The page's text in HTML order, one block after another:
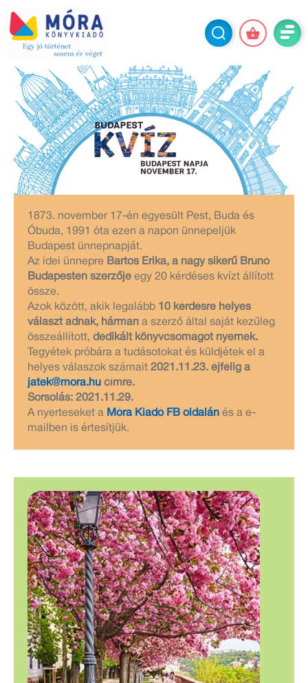
1873. november 17-én egyesült Pest, Buda és
Óbuda, 1991 óta ezen a napon ünnepeljük
Budapest ünnepnapját.
Az idei ünnepre Bartos Erika, a nagy sikerű Brúnó
Budapesten szerzője egy 20 kérdéses kvízt állított
össze.
Azok között, akik legalább 10 kérdésre helyes
választ adnak, hárman a szerző által saját kezűleg
összeállított, dedikált könyvcsomagot nyernek.
Tegyétek próbára a tudásotokat és küldjétek el a
helyes válaszok számait 2021.11.23. éjfélig a
jatek@mora.hu címre.
Sorsolás: 2021.11.29.
A nyerteseket a Móra Kiadó FB oldalán és a e-
mailben is értesítjük.